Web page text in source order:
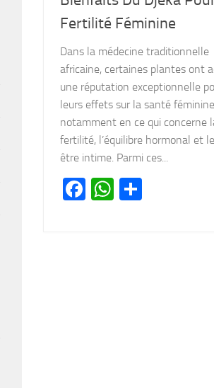
Fertilité Féminine
Dans la médecine traditionnelle
africaine, certaines plantes ont
une réputation exceptionnelle
leurs effets sur la santé
notamment en ce qui concerne
fertilité, l’équilibre hormonal et
être intime. Parmi ces...
Facebook
WhatsApp